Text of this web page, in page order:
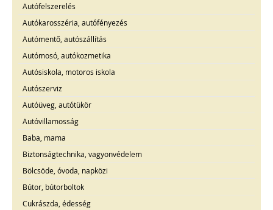
Autófelszerelés
Autókarosszéria, autófényezés
Autómentő, autószállítás
Autómosó, autókozmetika
Autósiskola, motoros iskola
Autószerviz
Autóüveg, autótükör
Autóvillamosság
Baba, mama
Biztonságtechnika, vagyonvédelem
Bölcsöde, óvoda, napközi
Bútor, bútorboltok
Cukrászda, édesség